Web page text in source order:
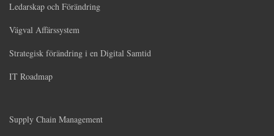
Ledarskap och Förändring
Vägval Affärssystem
Strategisk förändring i en Digital Samtid
IT Roadmap
Supply Chain Management